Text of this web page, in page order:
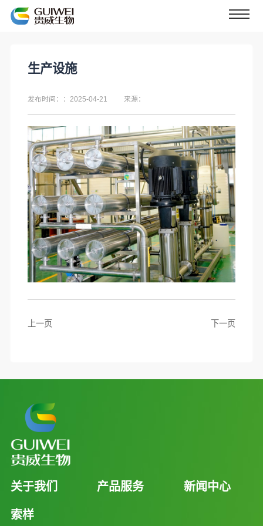
​生产设施
发布时间：：2025-04-21 来源：
上一页 下一页
关于我们 产品服务 新闻中心
索样